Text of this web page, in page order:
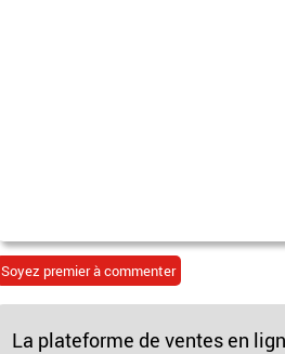
Soyez premier à commenter
La plateforme de ventes en